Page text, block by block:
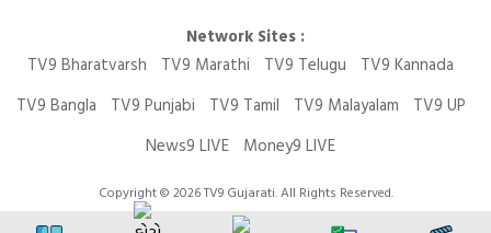
Network Sites :
TV9 Bharatvarsh
TV9 Marathi TV9 Telugu
TV9 Kannada
TV9 Bangla
TV9 Punjabi TV9 Tamil TV9 Malayalam
TV9 UP
News9 LIVE
Money9 LIVE
Copyright © 2026 TV9 Gujarati. All Rights Reserved.